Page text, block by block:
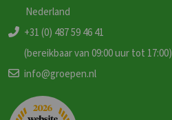
Nederland
+31 (0) 487 59 46 41
(bereikbaar van 09:00 uur tot 17:00)
info@groepen.nl